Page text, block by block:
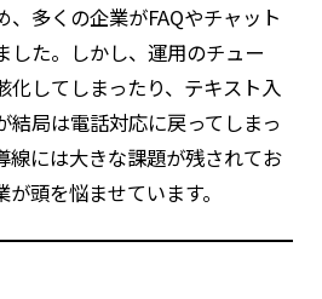
、多くの企業がFAQやチャット
した。しかし、運用のチュー
化してしまったり、テキスト入
結局は電話対応に戻ってしまっ
線には大きな課題が残されてお
頭を悩ませています。